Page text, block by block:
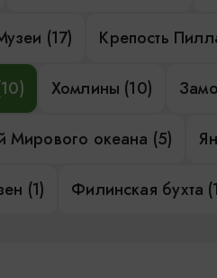
(17) Крепость
Хомлины (10)
Мирового океана (5)
(1) Филинская бухта